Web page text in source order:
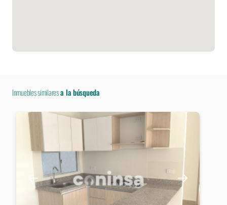
Inmuebles similaresa la búsqueda